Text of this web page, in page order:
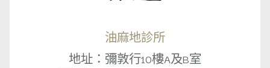
油麻地診所
地址：彌敦行10樓A及B室